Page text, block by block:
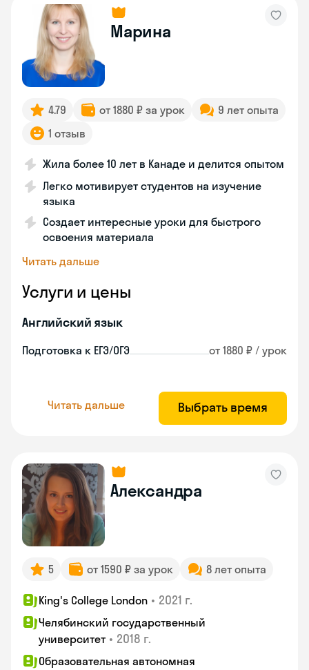
Марина
4.79 от 1880 ₽ за урок
9 лет опыта
1 отзыв
Жила более 10 лет в Канаде и делится опытом
Легко мотивирует студентов на изучение
языка
Создает интересные уроки для быстрого
освоения материала
Читать дальше
Услуги и цены
Английский язык
Подготовка к ЕГЭ/ОГЭ от 1880 ₽ / урок
Читать дальше Выбрать время
Александра
5 от 1590 ₽ за урок 8 лет опыта
King's College London • 2021 г.
Челябинский государственный
университет • 2018 г.
Образовательная автономная